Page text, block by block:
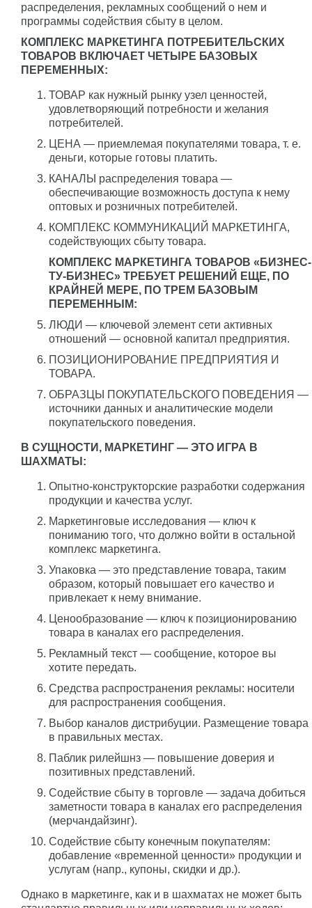
распределения, рекламных сообщений о нем и
программы содействия сбыту в целом.
КОМПЛЕКС МАРКЕТИНГА ПОТРЕБИТЕЛЬСКИХ
ТОВАРОВ ВКЛЮЧАЕТ ЧЕТЫРЕ БАЗОВЫХ
ПЕРЕМЕННЫХ:
ТОВАР как нужный рынку узел ценностей,
удовлетворяющий потребности и желания
потребителей.
ЦЕНА — приемлемая покупателями товара, т. е.
деньги, которые готовы платить.
КАНАЛЫ распределения товара —
обеспечивающие возможность доступа к нему
оптовых и розничных потребителей.
КОМПЛЕКС КОММУНИКАЦИЙ МАРКЕТИНГА,
содействующих сбыту товара.
КОМПЛЕКС МАРКЕТИНГА ТОВАРОВ «БИЗНЕС-
ТУ-БИЗНЕС» ТРЕБУЕТ РЕШЕНИЙ ЕЩЕ, ПО
КРАЙНЕЙ МЕРЕ, ПО ТРЕМ БАЗОВЫМ
ПЕРЕМЕННЫМ:
ЛЮДИ — ключевой элемент сети активных
отношений — основной капитал предприятия.
ПОЗИЦИОНИРОВАНИЕ ПРЕДПРИЯТИЯ И
ТОВАРА.
ОБРАЗЦЫ ПОКУПАТЕЛЬСКОГО ПОВЕДЕНИЯ —
источники данных и аналитические модели
покупательского поведения.
В СУЩНОСТИ, МАРКЕТИНГ — ЭТО ИГРА В
ШАХМАТЫ:
Опытно-конструкторские разработки содержания
продукции и качества услуг.
Маркетинговые исследования — ключ к
пониманию того, что должно войти в остальной
комплекс маркетинга.
Упаковка — это представление товара, таким
образом, который повышает его качество и
привлекает к нему внимание.
Ценообразование — ключ к позиционированию
товара в каналах его распределения.
Рекламный текст — сообщение, которое вы
хотите передать.
Средства распространения рекламы: носители
для распространения сообщения.
Выбор каналов дистрибуции. Размещение товара
в правильных местах.
Паблик рилейшнз — повышение доверия и
позитивных представлений.
Содействие сбыту в торговле — задача добиться
заметности товара в каналах его распределения
(мерчандайзинг).
Содействие сбыту конечным покупателям:
добавление «временной ценности» продукции и
услугам (напр., купоны, скидки и др.).
Однако в маркетинге, как и в шахматах не может быть